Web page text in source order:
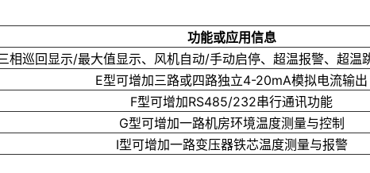
功能或应用信息
相巡回显示/最大值显示、风机自动/手动启停、超温报警、超温
E型可增加三路或四路独立4-20mA模拟电流输出
F型可增加RS485/232串行通讯功能
G型可增加一路机房环境温度测量与控制
I型可增加一路变压器铁芯温度测量与报警